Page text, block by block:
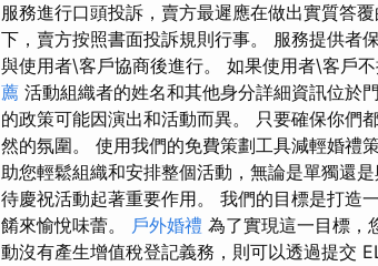
服務進行口頭投訴，賣方最遲應在做出實質答
下，賣方按照書面投訴規則行事。 服務提供者
與使用者\客戶協商後進行。 如果使用者\客戶
薦 活動組織者的姓名和其他身分詳細資訊位於
的政策可能因演出和活動而異。 只要確保你們
然的氛圍。 使用我們的免費策劃工具減輕婚禮
助您輕鬆組織和安排整個活動，無論是單獨還
待慶祝活動起著重要作用。 我們的目標是打造
餚來愉悅味蕾。 戶外婚禮 為了實現這一目標，
動沒有產生增值稅登記義務，則可以透過提交